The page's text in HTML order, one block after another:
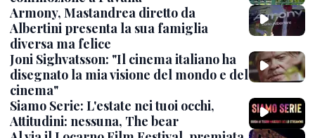
Armony, Mastandrea diretto da
Albertini presenta la sua famiglia
diversa ma felice
Joni Sighvatsson: "Il cinema italiano ha
disegnato la mia visione del mondo e del
cinema"
Siamo Serie: L'estate nei tuoi occhi,
Attitudini: nessuna, The bear